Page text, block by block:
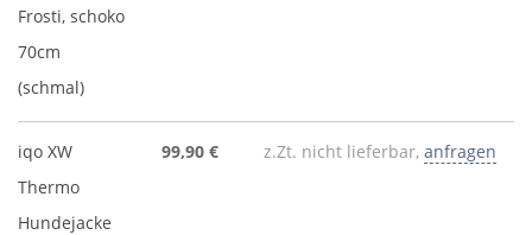
Frosti, schoko
70cm
(schmal)
iqo XW
Thermo
Hundejacke
99,90 € z.Zt. nicht lieferbar, anfragen